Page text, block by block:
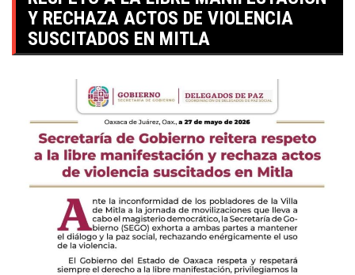
Y RECHAZA ACTOS DE VIOLENCIA
SUSCITADOS EN MITLA